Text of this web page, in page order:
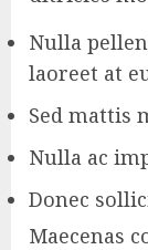
Nulla
laoreet at
Sed mattis
Nulla ac
Donec
Maecenas